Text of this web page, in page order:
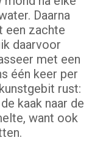
Daarna
een zachte
daarvoor
met een
één keer per
rust:
kaak naar de
want ook